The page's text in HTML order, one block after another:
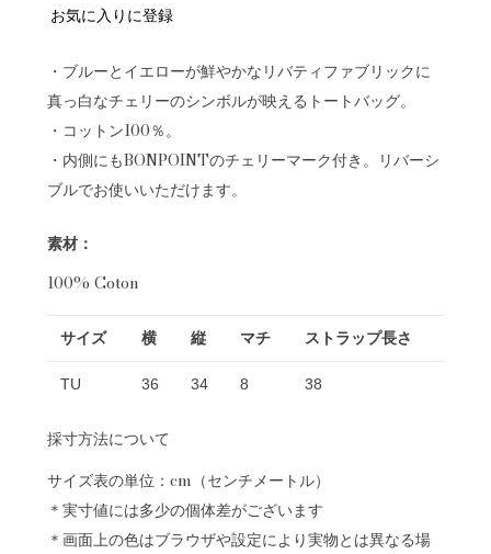
お気に入りに登録
・ブルーとイエローが鮮やかなリバティファブリックに
真っ白なチェリーのシンボルが映えるトートバッグ。
・コットン100％。
・内側にもBONPOINTのチェリーマーク付き。リバーシ
ブルでお使いいただけます。
素材：
100% Coton
サイズ 横 縦 マチ ストラップ長さ
TU 36 34 8 38
採寸方法について
サイズ表の単位：cm（センチメートル）
＊実寸値には多少の個体差がございます
＊画面上の色はブラウザや設定により実物とは異なる場